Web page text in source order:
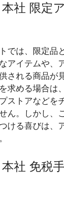
社 限定
では、限定品
アイテムや、
される商品が
求める場合は
ストアなどを
ん。しかし、
ける喜びは、
社 免税